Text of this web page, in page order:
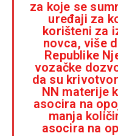
za koje se
uređaji za
korišteni za
novca, više
Republike
vozačke
da su
NN materije
asocira na
manja
asocira na